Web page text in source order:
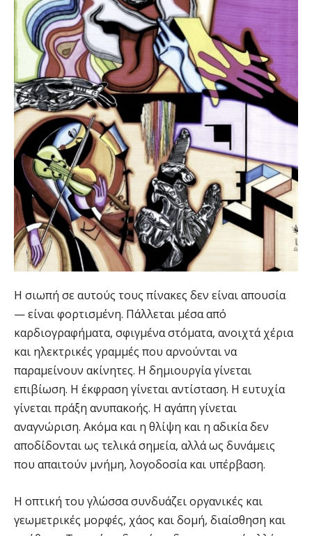
Η σιωπή σε αυτούς τους πίνακες δεν είναι απουσία
— είναι φορτισμένη. Πάλλεται μέσα από
καρδιογραφήματα, σφιγμένα στόματα, ανοιχτά χέρια
και ηλεκτρικές γραμμές που αρνούνται να
παραμείνουν ακίνητες. Η δημιουργία γίνεται
επιβίωση. Η έκφραση γίνεται αντίσταση. Η ευτυχία
γίνεται πράξη ανυπακοής. Η αγάπη γίνεται
αναγνώριση. Ακόμα και η θλίψη και η αδικία δεν
αποδίδονται ως τελικά σημεία, αλλά ως δυνάμεις
που απαιτούν μνήμη, λογοδοσία και υπέρβαση.
Η οπτική του γλώσσα συνδυάζει οργανικές και
γεωμετρικές μορφές, χάος και δομή, διαίσθηση και